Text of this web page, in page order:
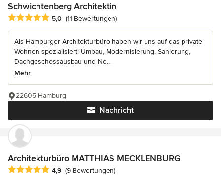
Schwichtenberg Architektin
Durchschnittliche Bewertung: 5 von 5 Sternen
5,0 (11 Bewertungen)
Als Hamburger Architekturbüro haben wir uns auf das private
Wohnen spezialisiert: Umbau, Modernisierung, Sanierung,
Dachgeschossausbau und Ne...
Mehr
Nachricht
22605 Hamburg
Architekturbüro MATTHIAS MECKLENBURG
Durchschnittliche Bewertung: 4.9 von 5 Sternen
4,9 (9 Bewertungen)